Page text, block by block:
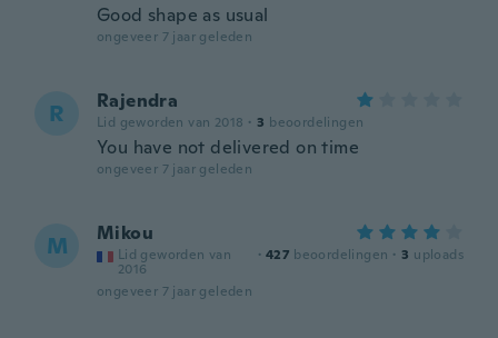
Good shape as usual
ongeveer 7 jaar geleden
R Rajendra
Lid geworden van 2018 · 3 beoordelingen
You have not delivered on time
ongeveer 7 jaar geleden
M Mikou
Lid geworden van
2016
· 427 beoordelingen · 3 uploads
ongeveer 7 jaar geleden